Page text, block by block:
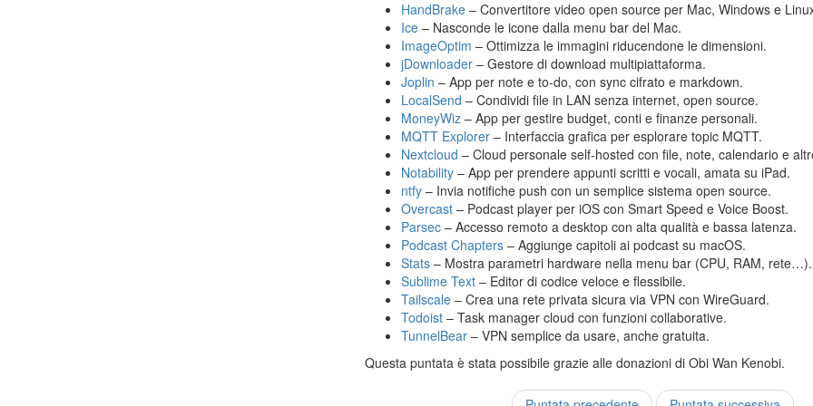
HandBrake – Convertitore video open source per Mac, Windows e
Ice – Nasconde le icone dalla menu bar del Mac.
ImageOptim – Ottimizza le immagini riducendone le dimensioni.
jDownloader – Gestore di download multipiattaforma.
Joplin – App per note e to-do, con sync cifrato e markdown.
LocalSend – Condividi file in LAN senza internet, open source.
MoneyWiz – App per gestire budget, conti e finanze personali.
MQTT Explorer – Interfaccia grafica per esplorare topic MQTT.
Nextcloud – Cloud personale self-hosted con file, note, calendario e
Notability – App per prendere appunti scritti e vocali, amata su iPad.
ntfy – Invia notifiche push con un semplice sistema open source.
Overcast – Podcast player per iOS con Smart Speed e Voice Boost.
Parsec – Accesso remoto a desktop con alta qualità e bassa latenza.
Podcast Chapters – Aggiunge capitoli ai podcast su macOS.
Stats – Mostra parametri hardware nella menu bar (CPU, RAM, rete…).
Sublime Text – Editor di codice veloce e flessibile.
Tailscale – Crea una rete privata sicura via VPN con WireGuard.
Todoist – Task manager cloud con funzioni collaborative.
TunnelBear – VPN semplice da usare, anche gratuita.
Questa puntata è stata possibile grazie alle donazioni di Obi Wan Kenobi.